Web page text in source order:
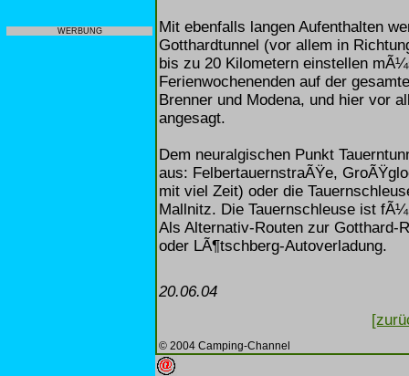
WERBUNG
Mit ebenfalls langen Aufenthalten
Gotthardtunnel (vor allem in
bis zu 20 Kilometern einstellen
Ferienwochenenden auf der
Brenner und Modena, und hier vor
angesagt.
Dem neuralgischen Punkt
aus: FelbertauernstraÃŸe,
mit viel Zeit) oder die
Mallnitz. Die Tauernschleuse ist
Als Alternativ-Routen zur Gotthard-
oder LÃ¶tschberg-Autoverladung.
20.06.04
© 2004 Camping-Channel